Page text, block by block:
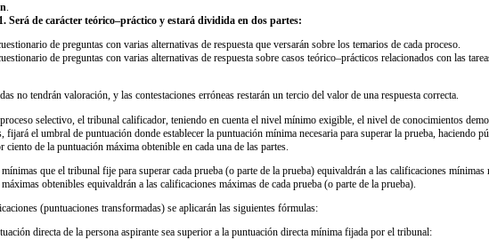
.
Será de carácter teórico–práctico y estará dividida en dos partes:
de preguntas con varias alternativas de respuesta que versarán sobre los temarios de cada proceso.
de preguntas con varias alternativas de respuesta sobre casos teórico–prácticos relacionados con las
no tendrán valoración, y las contestaciones erróneas restarán un tercio del valor de una respuesta correcta.
selectivo, el tribunal calificador, teniendo en cuenta el nivel mínimo exigible, el nivel de conocimientos
fijará el umbral de puntuación donde establecer la puntuación mínima necesaria para superar la prueba,
de la puntuación máxima obtenible en cada una de las partes.
que el tribunal fije para superar cada prueba (o parte de la prueba) equivaldrán a las calificaciones mínimas
obtenibles equivaldrán a las calificaciones máximas de cada prueba (o parte de la prueba).
(puntuaciones transformadas) se aplicarán las siguientes fórmulas:
directa de la persona aspirante sea superior a la puntuación directa mínima fijada por el tribunal: